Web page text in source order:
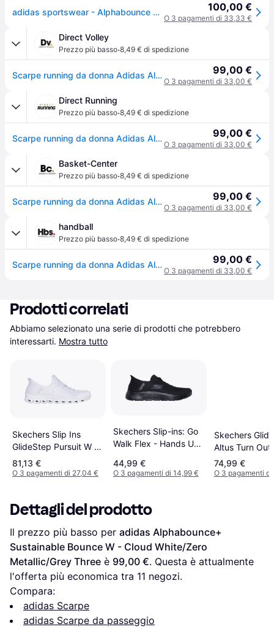
adidas sportswear - Alphabounce + W Bianco - Sneakers 100,00 €
O 3 pagamenti di 33,33 €
Direct Volley
Prezzo più basso·8,49 € di spedizione
Scarpe running da donna Adidas Alphabounce+ Bounce - Blanc 99,00 €
O 3 pagamenti di 33,00 €
Direct Running
Prezzo più basso·8,49 € di spedizione
Scarpe running da donna Adidas Alphabounce+ Bounce - Blanc 99,00 €
O 3 pagamenti di 33,00 €
Basket-Center
Prezzo più basso·8,49 € di spedizione
Scarpe running da donna Adidas Alphabounce+ Bounce - Blanc 99,00 €
O 3 pagamenti di 33,00 €
handball
Prezzo più basso·8,49 € di spedizione
Scarpe running da donna Adidas Alphabounce+ Bounce - Blanc 99,00 €
O 3 pagamenti di 33,00 €
Prodotti correlati
Abbiamo selezionato una serie di prodotti che potrebbero
interessarti. Mostra tutto
Skechers Slip Ins
GlideStep Pursuit W -
White/Silver
81,13 €
O 3 pagamenti di 27,04 €
Skechers Slip-ins: Go
Walk Flex - Hands Up
44,99 €
O 3 pagamenti di 14,99 €
Skechers
Altus Turn Out
Black
74,99 €
O 3 pagamenti
Dettagli del prodotto
Il prezzo più basso per adidas Alphabounce+
Sustainable Bounce W - Cloud White/Zero
Metallic/Grey Three è 99,00 €. Questa è attualmente
l'offerta più economica tra 11 negozi.
Compara:
adidas Scarpe
adidas Scarpe da passeggio